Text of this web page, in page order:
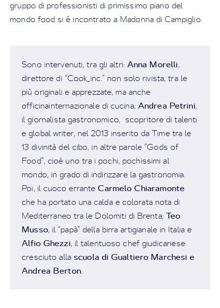
gruppo di professionisti di primissimo piano del
mondo food si è incontrato a Madonna di Campiglio.
Sono intervenuti, tra gli altri: Anna Morelli,
direttore di “Cook_inc.” non solo rivista, tra le
più originali e apprezzate, ma anche
officinainternazionale di cucina; Andrea Petrini,
il giornalista gastronomico, scopritore di talenti
e global writer, nel 2013 inserito da Time tra le
13 divinità del cibo, in altre parole “Gods of
Food”, cioè uno tra i pochi, pochissimi al
mondo, in grado di indirizzare la gastronomia.
Poi, il cuoco errante Carmelo Chiaramonte
che ha portato una calda e colorata nota di
Mediterraneo tra le Dolomiti di Brenta; Teo
Musso, il “papà” della birra artigianale in Italia e
Alfio Ghezzi, il talentuoso chef giudicariese
cresciuto alla scuola di Gualtiero Marchesi e
Andrea Berton.